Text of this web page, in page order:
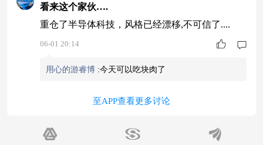
看来这个家伙….
重仓了半导体科技，风格已经漂移,不可信了....
06-01 20:14
用心的游睿博 :今天可以吃块肉了
至APP查看更多讨论